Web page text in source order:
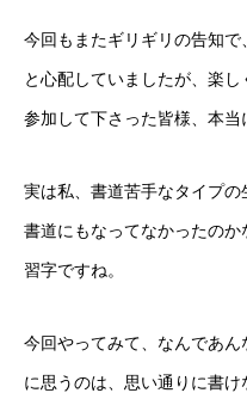
今回もまたギリギリの告知で
と心配していましたが、楽し
参加して下さった皆様、本当
実は私、書道苦手なタイプの
書道にもなってなかったのか
習字ですね。
今回やってみて、なんであ
に思うのは、思い通りに書け